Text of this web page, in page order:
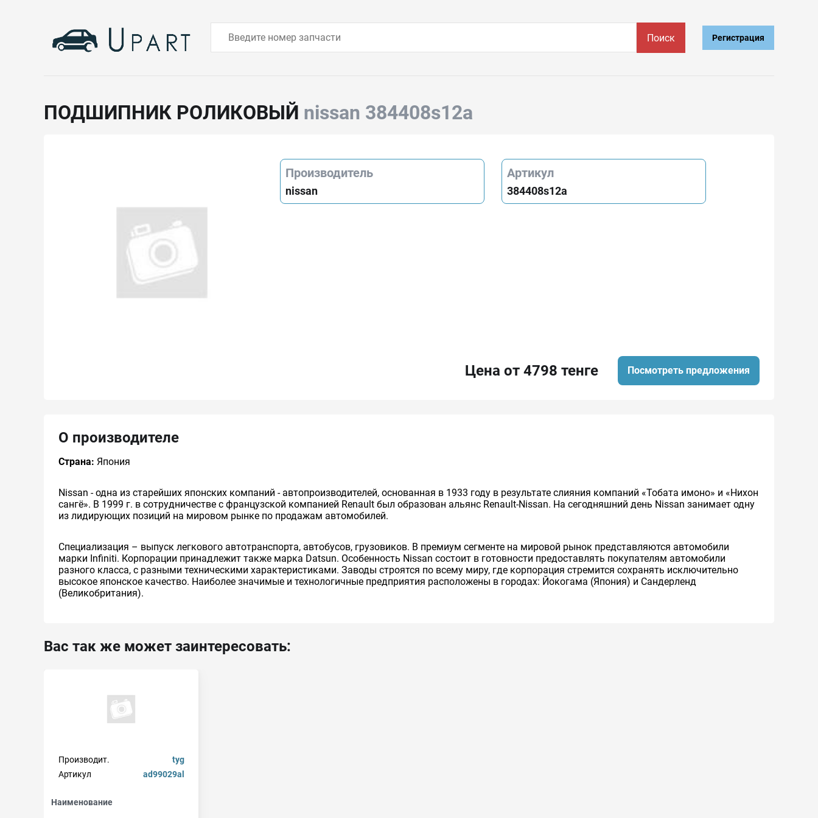
Поиск Регистрация
ПОДШИПНИК РОЛИКОВЫЙ nissan 384408s12a
Производитель
nissan
Артикул
384408s12a
Цена от 4798 тенге Посмотреть предложения
О производителе
Страна: Япония
Nissan - одна из старейших японских компаний - автопроизводителей, основанная в 1933 году в результате слияния компаний «Тобата имоно» и «Нихон
сангё». В 1999 г. в сотрудничестве с французcкой компанией Renault был образован альянс Renault-Nissan. На сегодняшний день Nissan занимает одну
из лидирующих позиций на мировом рынке по продажам автомобилей.
Специализация – выпуск легкового автотранспорта, автобусов, грузовиков. В премиум сегменте на мировой рынок представляются автомобили
марки Infiniti. Корпорации принадлежит также марка Datsun. Особенность Nissan состоит в готовности предоставлять покупателям автомобили
разного класса, с разными техническими характеристиками. Заводы строятся по всему миру, где корпорация стремится сохранять исключительно
высокое японское качество. Наиболее значимые и технологичные предприятия расположены в городах: Йокогама (Япония) и Сандерленд
(Великобритания).
Вас так же может заинтересовать:
Производит.
tyg
Артикул
ad99029al
Наименование